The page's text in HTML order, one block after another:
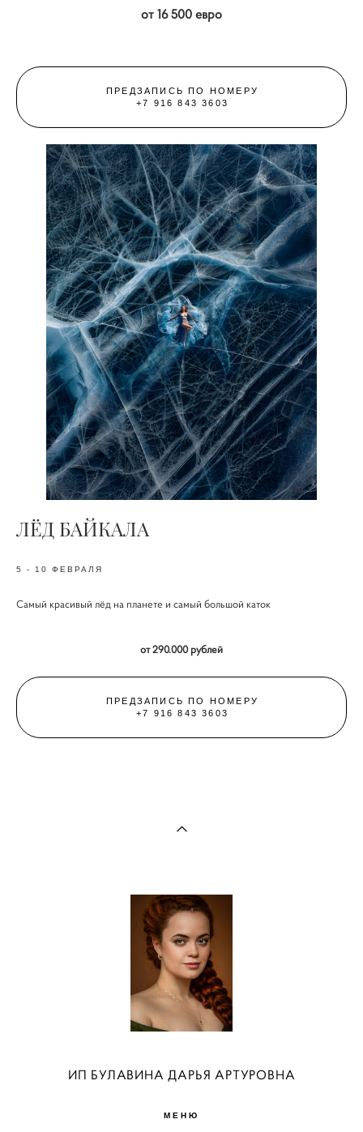
от 16 500 евро
ПРЕДЗАПИСЬ ПО НОМЕРУ
+7 916 843 3603
ЛЁД БАЙКАЛА
5 - 10 ФЕВРАЛЯ
Самый красивый лёд на планете и самый большой каток
от 290.000 рублей
ПРЕДЗАПИСЬ ПО НОМЕРУ
+7 916 843 3603
ИП БУЛАВИНА ДАРЬЯ АРТУРОВНА
МЕНЮ